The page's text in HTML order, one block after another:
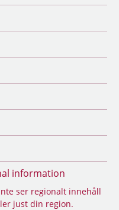
information
ser regionalt innehåll
just din region.